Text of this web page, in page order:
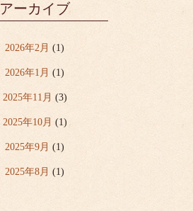
アーカイブ
2026年2月 (1)
2026年1月 (1)
2025年11月 (3)
2025年10月 (1)
2025年9月 (1)
2025年8月 (1)